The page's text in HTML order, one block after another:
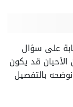
على سؤال
قد يكون
بالتفصيل